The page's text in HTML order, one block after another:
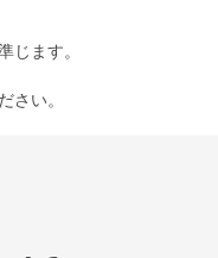
じます。
さい。